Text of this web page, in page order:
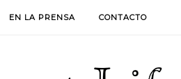
EN LA PRENSA CONTACTO